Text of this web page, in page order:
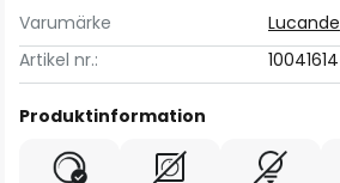
Varumärke
Lucande
Artikel nr.:
10041614
Produktinformation